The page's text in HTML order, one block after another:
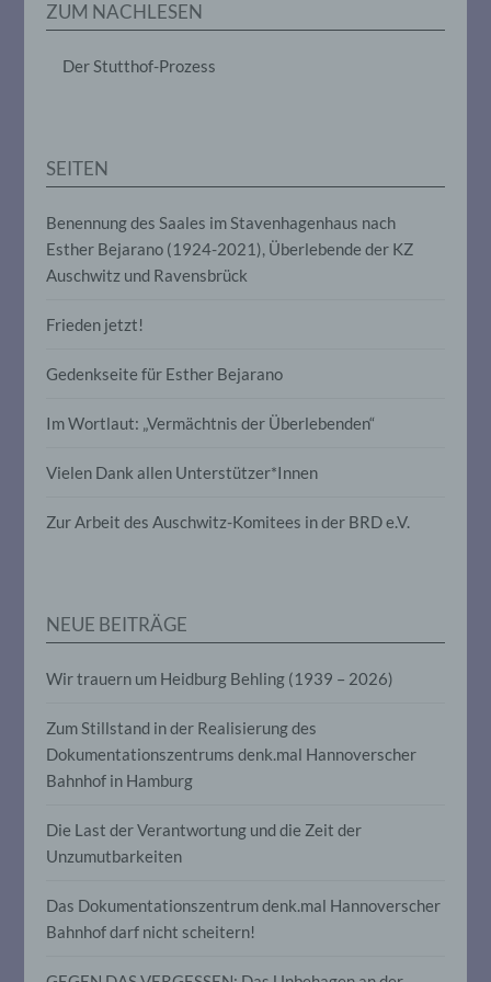
ZUM NACHLESEN
Der Stutthof-Prozess
SEITEN
Benennung des Saales im Stavenhagenhaus nach
Esther Bejarano (1924-2021), Überlebende der KZ
Auschwitz und Ravensbrück
Frieden jetzt!
Gedenkseite für Esther Bejarano
Im Wortlaut: „Vermächtnis der Überlebenden“
Vielen Dank allen Unterstützer*Innen
Zur Arbeit des Auschwitz-Komitees in der BRD e.V.
NEUE BEITRÄGE
Wir trauern um Heidburg Behling (1939 – 2026)
Zum Stillstand in der Realisierung des
Dokumentationszentrums denk.mal Hannoverscher
Bahnhof in Hamburg
Die Last der Verantwortung und die Zeit der
Unzumutbarkeiten
Das Dokumentationszentrum denk.mal Hannoverscher
Bahnhof darf nicht scheitern!
das Ordnen, die Speicherung, die
Auslesen, das Abfragen, die Verwendung,
die Offenlegung durch Übermittlung,
d) Einschränkung der Verarbeitung
Einschränkung der Verarbeitung ist die
personenbezogener Daten mit dem Ziel,
ihre künftige Verarbeitung einzuschränken.
Verarbeitung personenbezogener Daten,
personenbezogenen Daten verwendet
Arbeitsleistung, wirtschaftlicher Lage,
Gesundheit, persönlicher Vorlieben,
Aufenthaltsort oder Ortswechsel dieser
natürlichen Person zu analysieren oder
f) Pseudonymisierung
Pseudonymisierung ist die Verarbeitung
personenbezogener Daten in einer Weise,
Informationen nicht mehr einer
spezifischen betroffenen Person
zusätzlichen Informationen gesondert